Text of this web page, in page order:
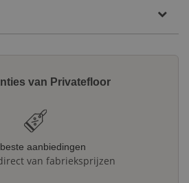
van Privatefloor
aanbiedingen
van fabrieksprijzen